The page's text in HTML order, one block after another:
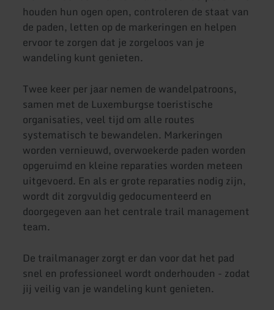
houden hun ogen open, controleren de staat van
de paden, letten op de markeringen en helpen
ervoor te zorgen dat je zorgeloos van je
wandeling kunt genieten.
Twee keer per jaar nemen de wandelpatroons,
samen met de Luxemburgse toeristische
organisaties, veel tijd om alle routes
systematisch te bewandelen. Markeringen
worden vernieuwd, overwoekerde paden worden
opgeruimd en kleine reparaties worden meteen
uitgevoerd. En als er grote reparaties nodig zijn,
wordt dit zorgvuldig gedocumenteerd en
doorgegeven aan het centrale trail management
team.
De trailmanager zorgt er dan voor dat het pad
snel en professioneel wordt onderhouden - zodat
jij veilig van je wandeling kunt genieten.